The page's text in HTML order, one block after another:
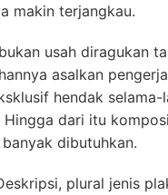
makin terjangkau.
usah diragukan
asalkan
hendak
Hingga dari itu
dibutuhkan.
plural jenis